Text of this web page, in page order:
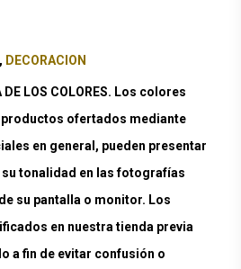
, DECORACION
DE LOS COLORES. Los colores
ofertados mediante
en general, pueden presentar
tonalidad en las fotografías
su pantalla o monitor. Los
en nuestra tienda previa
a fin de evitar confusión o